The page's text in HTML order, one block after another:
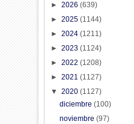
►2026(639)
►2025(1144)
►2024(1211)
►2023(1124)
►2022(1208)
►2021(1127)
▼2020(1127)
diciembre (100)
noviembre (97)